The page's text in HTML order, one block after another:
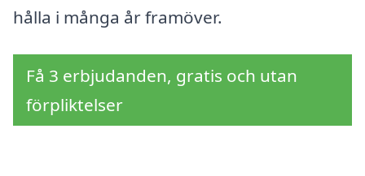
hålla i många år framöver.
Få 3 erbjudanden, gratis och utan
förpliktelser